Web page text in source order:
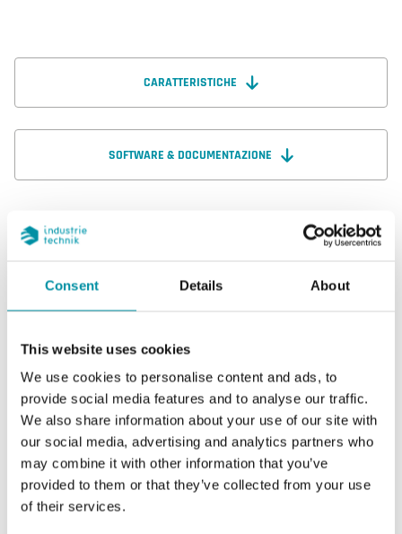
Consent Details About
This website uses cookies
We use cookies to personalise content and ads, to
provide social media features and to analyse our traffic.
We also share information about your use of our site with
our social media, advertising and analytics partners who
may combine it with other information that you’ve
provided to them or that they’ve collected from your use
of their services.
CARATTERISTICHE
SOFTWARE & DOCUMENTAZIONE
Uscita sensore Passivo
Intervallo di
misura, temp
0…50 °C
Elemento
sensibile
NTC10-01